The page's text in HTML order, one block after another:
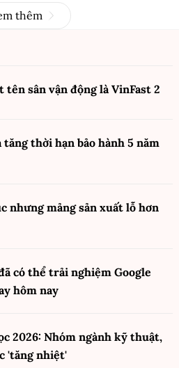
thêm
tên sân vận động là VinFast 2
thời hạn bảo hành 5 năm
nhưng mảng sản xuất lỗ hơn
có thể trải nghiệm Google
hôm nay
2026: Nhóm ngành kỹ thuật,
'tăng nhiệt'